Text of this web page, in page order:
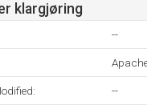
klargjøring
--
--